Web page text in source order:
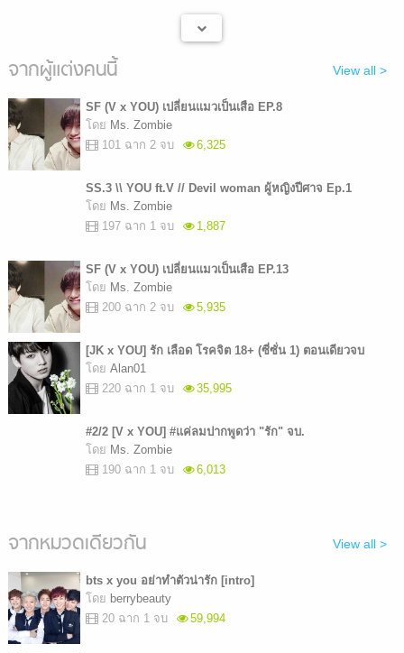
จากผู้แต่งคนนี้ View all >
SF (V x YOU) เปลี่ยนแมวเป็นเสือ EP.8
โดย Ms. Zombie
101 ฉาก 2 จบ
6,325
SS.3 \\ YOU ft.V // Devil woman ผู้หญิงปีศาจ Ep.1
โดย Ms. Zombie
197 ฉาก 1 จบ
1,887
SF (V x YOU) เปลี่ยนแมวเป็นเสือ EP.13
โดย Ms. Zombie
200 ฉาก 2 จบ
5,935
[JK x YOU] รัก เลือด โรคจิต 18+ (ซี่ซั่น 1) ตอนเดียวจบ
โดย Alan01
220 ฉาก 1 จบ
35,995
#2/2 [V x YOU] #แค่ลมปากพูดว่า "รัก" จบ.
โดย Ms. Zombie
190 ฉาก 1 จบ
6,013
จากหมวดเดียวกัน View all >
bts x you อย่าทำตัวน่ารัก [intro]
โดย berrybeauty
20 ฉาก 1 จบ
59,994